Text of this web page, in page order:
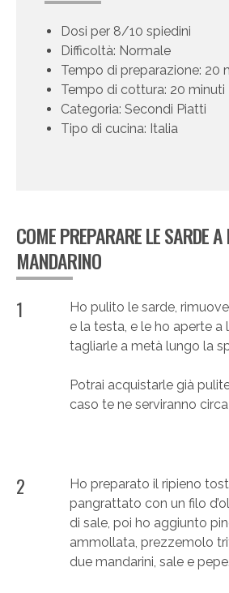
Dosi per 8/10 spiedini
Difficoltà: Normale
Tempo di preparazione: 20
Tempo di cottura: 20 minuti
Categoria: Secondi Piatti
Tipo di cucina: Italia
COME PREPARARE LE SARDE
MANDARINO
1
Ho pulito le sarde,
e la testa, e le ho aperte a
tagliarle a metà lungo la
Potrai acquistarle già
caso te ne serviranno
2
Ho preparato il ripieno
pangrattato con un filo
di sale, poi ho aggiunto
ammollata, prezzemolo
due mandarini, sale e pepe.